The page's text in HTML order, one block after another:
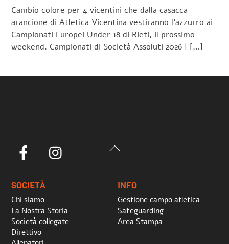
Cambio colore per 4 vicentini che dalla casacca
arancione di Atletica Vicentina vestiranno l’azzurro ai
Campionati Europei Under 18 di Rieti, il prossimo
weekend. Campionati di Società Assoluti 2026 | […]
Back
Facebook
SOCIETÀ
Chi siamo
La Nostra Storia
Società collegate
Direttivo
INFO
Gestione campo atletica
Safeguarding
Area Stampa